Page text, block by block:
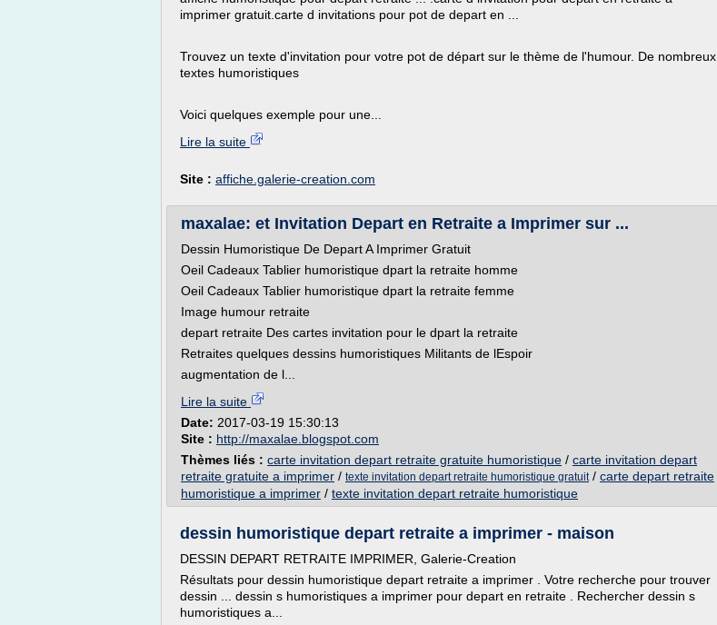
imprimer gratuit.carte d invitations pour pot de depart en ...
Trouvez un texte d'invitation pour votre pot de départ sur le thème de l'humour. De nombreux
textes humoristiques
Voici quelques exemple pour une...
Lire la suite
Site : affiche.galerie-creation.com
maxalae: et Invitation Depart en Retraite a Imprimer sur ...
Dessin Humoristique De Depart A Imprimer Gratuit
Oeil Cadeaux Tablier humoristique dpart la retraite homme
Oeil Cadeaux Tablier humoristique dpart la retraite femme
Image humour retraite
depart retraite Des cartes invitation pour le dpart la retraite
Retraites quelques dessins humoristiques Militants de lEspoir
augmentation de l...
Lire la suite
Date: 2017-03-19 15:30:13
Site : http://maxalae.blogspot.com
Thèmes liés : carte invitation depart retraite gratuite humoristique / carte invitation depart
retraite gratuite a imprimer / texte invitation depart retraite humoristique gratuit/ carte depart retraite
humoristique a imprimer / texte invitation depart retraite humoristique
dessin humoristique depart retraite a imprimer - maison
DESSIN DEPART RETRAITE IMPRIMER, Galerie-Creation
Résultats pour dessin humoristique depart retraite a imprimer . Votre recherche pour trouver
dessin ... dessin s humoristiques a imprimer pour depart en retraite . Rechercher dessin s
humoristiques a...